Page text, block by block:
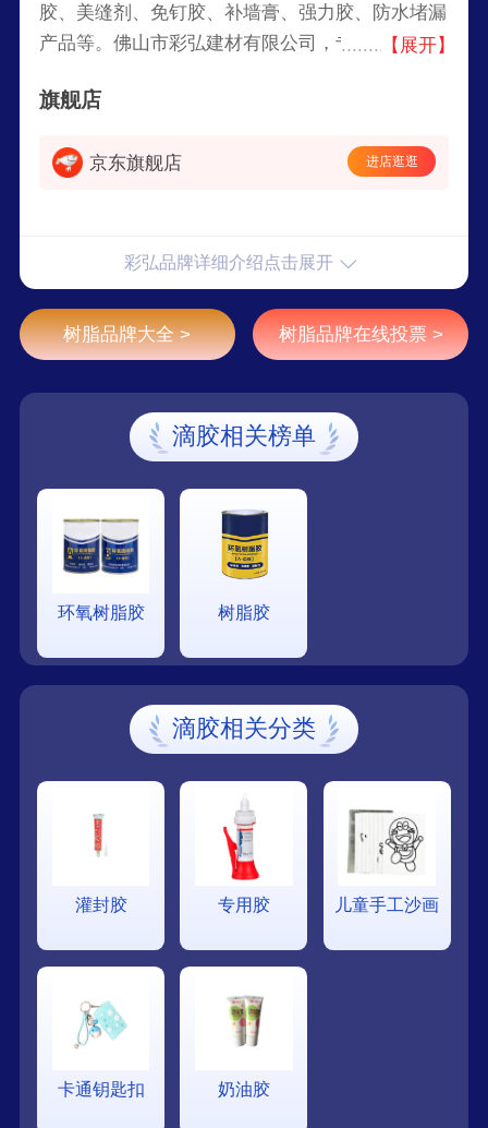
胶、美缝剂、免钉胶、补墙膏、强力胶、防水堵漏
产品等。佛山市彩弘建材有限公司，专注于辅料领
现代人提供高品质家居建材辅料产品，打造出缤纷
【展开】
旗舰店
京东旗舰店 进店逛逛
彩弘品牌详细介绍点击展开
树脂品牌大全 > 树脂品牌在线投票 >
滴胶相关榜单
环氧树脂胶 树脂胶
滴胶相关分类
灌封胶 专用胶 儿童手工沙画
卡通钥匙扣 奶油胶